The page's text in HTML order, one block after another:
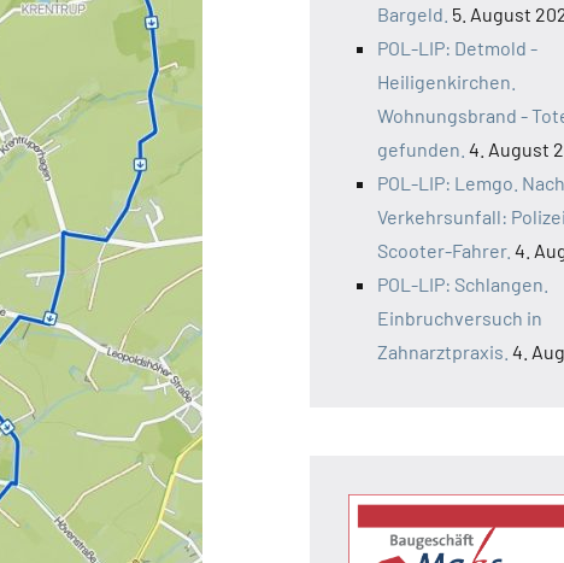
Bargeld. 5. August
POL-LIP: Detmold -
Heiligenkirchen.
Wohnungsbrand -
gefunden. 4. August
POL-LIP: Lemgo. Nach
Verkehrsunfall:
Scooter-Fahrer. 4.
POL-LIP: Schlangen.
Einbruchversuch in
Zahnarztpraxis. 4.